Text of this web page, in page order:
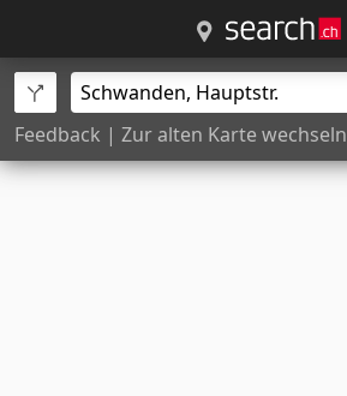
Feedback | Zur alten Karte wechseln